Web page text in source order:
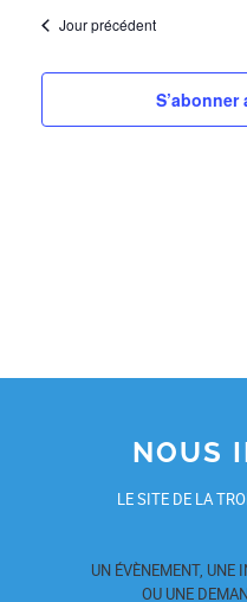
Jour précédent
NOUS
LE SITE DE LA
UN ÉVÈNEMENT, UNE
OU UNE